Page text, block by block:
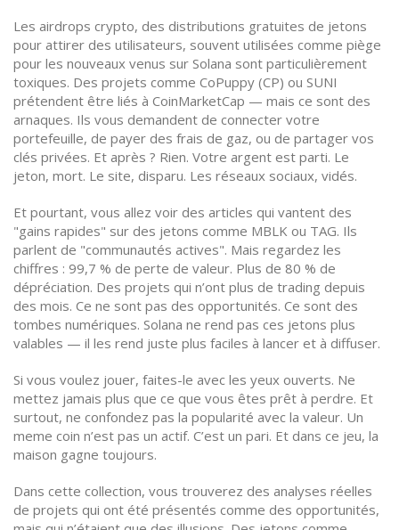
Les airdrops crypto, des distributions gratuites de jetons
pour attirer des utilisateurs, souvent utilisées comme piège
pour les nouveaux venus sur Solana sont particulièrement
toxiques. Des projets comme CoPuppy (CP) ou SUNI
prétendent être liés à CoinMarketCap — mais ce sont des
arnaques. Ils vous demandent de connecter votre
portefeuille, de payer des frais de gaz, ou de partager vos
clés privées. Et après ? Rien. Votre argent est parti. Le
jeton, mort. Le site, disparu. Les réseaux sociaux, vidés.
Et pourtant, vous allez voir des articles qui vantent des
"gains rapides" sur des jetons comme MBLK ou TAG. Ils
parlent de "communautés actives". Mais regardez les
chiffres : 99,7 % de perte de valeur. Plus de 80 % de
dépréciation. Des projets qui n’ont plus de trading depuis
des mois. Ce ne sont pas des opportunités. Ce sont des
tombes numériques. Solana ne rend pas ces jetons plus
valables — il les rend juste plus faciles à lancer et à diffuser.
Si vous voulez jouer, faites-le avec les yeux ouverts. Ne
mettez jamais plus que ce que vous êtes prêt à perdre. Et
surtout, ne confondez pas la popularité avec la valeur. Un
meme coin n’est pas un actif. C’est un pari. Et dans ce jeu, la
maison gagne toujours.
Dans cette collection, vous trouverez des analyses réelles
de projets qui ont été présentés comme des opportunités,